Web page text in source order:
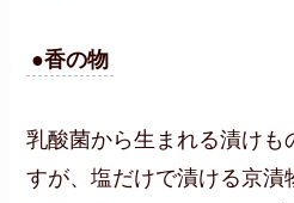
●香の物
乳酸菌から生まれる漬けも
すが、塩だけで漬ける京漬